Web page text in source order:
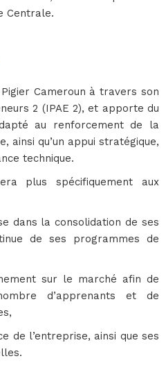
Centrale.
Cameroun à travers son
2 (IPAE 2), et apporte du
au renforcement de la
ainsi qu’un appui stratégique,
technique.
plus spécifiquement aux
dans la consolidation de ses
de ses programmes de
sur le marché afin de
d’apprenants et de
de l’entreprise, ainsi que ses